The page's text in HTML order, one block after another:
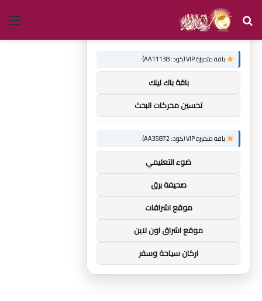
بحث
عن
توصيات :
باقة متميزة VIP (كود: AA11138):
باقة باك لينك
تحسين محركات البحث
باقة متميزة VIP (كود: AA35872):
ضوء التعليمي
صحيفة برق
موقع اشراقات
موقع اشراق اون لاين
اركان سياحة وسفر